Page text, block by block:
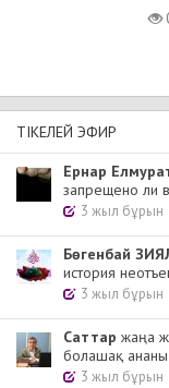
ТІКЕЛЕЙ ЭФИР
Ернар
запрещено ли
3 жыл бұрын
Бөгенбай
история
3 жыл бұрын
Cаттар жаңа
болашақ
3 жыл бұрын